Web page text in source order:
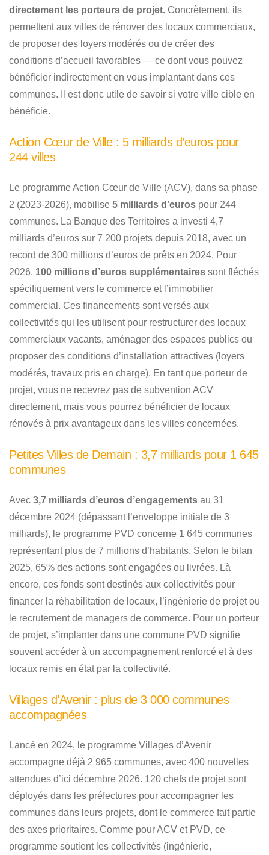
directement les porteurs de projet. Concrètement, ils
permettent aux villes de rénover des locaux commerciaux,
de proposer des loyers modérés ou de créer des
conditions d’accueil favorables — ce dont vous pouvez
bénéficier indirectement en vous implantant dans ces
communes. Il est donc utile de savoir si votre ville cible en
bénéficie.
Action Cœur de Ville : 5 milliards d’euros pour
244 villes
Le programme Action Cœur de Ville (ACV), dans sa phase
2 (2023-2026), mobilise 5 milliards d’euros pour 244
communes. La Banque des Territoires a investi 4,7
milliards d’euros sur 7 200 projets depuis 2018, avec un
record de 300 millions d’euros de prêts en 2024. Pour
2026, 100 millions d’euros supplémentaires sont fléchés
spécifiquement vers le commerce et l’immobilier
commercial. Ces financements sont versés aux
collectivités qui les utilisent pour restructurer des locaux
commerciaux vacants, aménager des espaces publics ou
proposer des conditions d’installation attractives (loyers
modérés, travaux pris en charge). En tant que porteur de
projet, vous ne recevrez pas de subvention ACV
directement, mais vous pourrez bénéficier de locaux
rénovés à prix avantageux dans les villes concernées.
Petites Villes de Demain : 3,7 milliards pour 1 645
communes
Avec 3,7 milliards d’euros d’engagements au 31
décembre 2024 (dépassant l’enveloppe initiale de 3
milliards), le programme PVD concerne 1 645 communes
représentant plus de 7 millions d’habitants. Selon le bilan
2025, 65% des actions sont engagées ou livrées. Là
encore, ces fonds sont destinés aux collectivités pour
financer la réhabilitation de locaux, l’ingénierie de projet ou
le recrutement de managers de commerce. Pour un porteur
de projet, s’implanter dans une commune PVD signifie
souvent accéder à un accompagnement renforcé et à des
locaux remis en état par la collectivité.
Villages d’Avenir : plus de 3 000 communes
accompagnées
Lancé en 2024, le programme Villages d’Avenir
accompagne déjà 2 965 communes, avec 400 nouvelles
attendues d’ici décembre 2026. 120 chefs de projet sont
déployés dans les préfectures pour accompagner les
communes dans leurs projets, dont le commerce fait partie
des axes prioritaires. Comme pour ACV et PVD, ce
programme soutient les collectivités (ingénierie,